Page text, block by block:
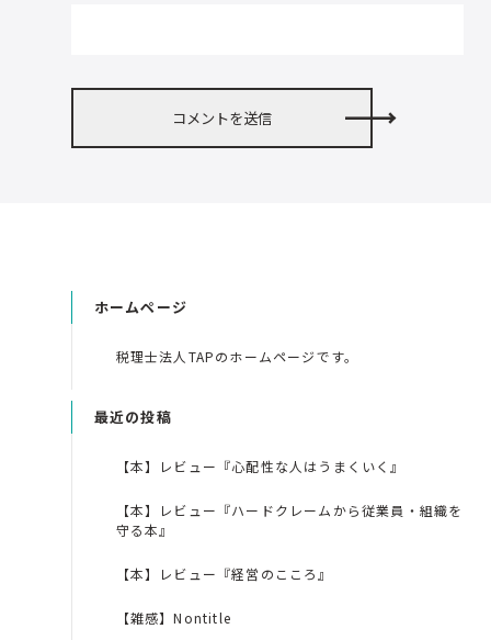
ホームページ
税理士法人TAPのホームページです。
最近の投稿
【本】レビュー『心配性な人はうまくいく』
【本】レビュー『ハードクレームから従業員・組織を
守る本』
【本】レビュー『経営のこころ』
【雑感】Nontitle